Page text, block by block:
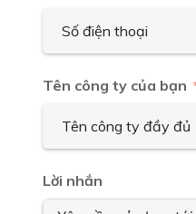
Tên công ty của bạn
Lời nhắn